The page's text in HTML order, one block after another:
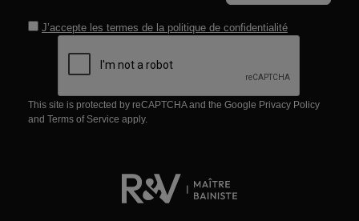
J’accepte les termes de la politique de confidentialité
This site is protected by reCAPTCHA and the Google Privacy Policy
and Terms of Service apply.